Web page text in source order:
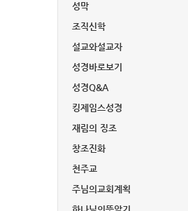
성막
조직신학
설교와설교자
성경바로보기
성경Q&A
킹제임스성경
재림의 징조
창조진화
천주교
주님의교회계획